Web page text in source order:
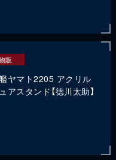
販
ヤマト2205 アクリル
アスタンド【徳川太助】